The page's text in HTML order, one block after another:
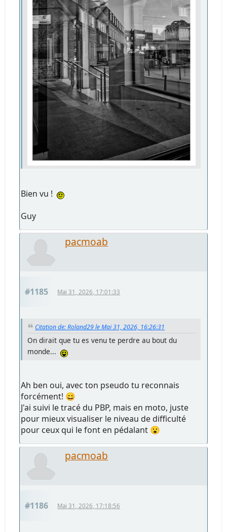
Bien vu !
Guy
pacmoab
#1185 Mai 31, 2026, 17:01:33
Citation de: Roland29 le Mai 31, 2026, 16:26:31
On dirait que tu es venu te perdre au bout du
monde...
Ah ben oui, avec ton pseudo tu reconnais
forcément! 😄
J'ai suivi le tracé du PBP, mais en moto, juste
pour mieux visualiser le niveau de difficulté
pour ceux qui le font en pédalant 😮
pacmoab
#1186 Mai 31, 2026, 17:18:56